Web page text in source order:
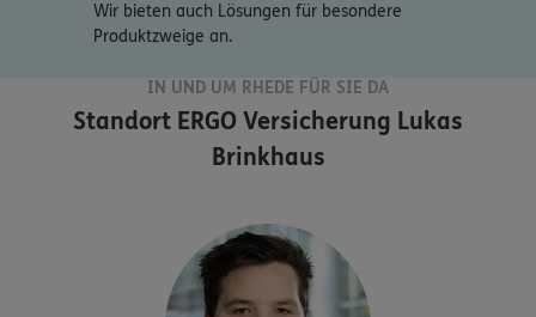
Wir bieten auch Lösungen für besondere
Produktzweige an.
IN UND UM RHEDE FÜR SIE DA
Standort ERGO Versicherung Lukas
Brinkhaus